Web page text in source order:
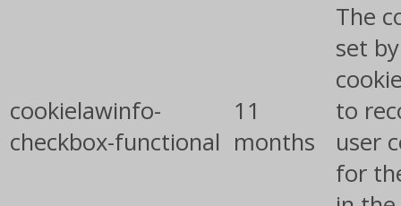
cookielawinfo-
checkbox-functional
11
months
The
set
to
user
for